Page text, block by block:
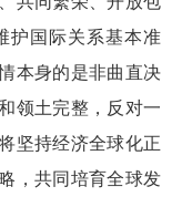
护国际关系基本准
本身的是非曲直决
领土完整，反对一
坚持经济全球化正
，共同培育全球发